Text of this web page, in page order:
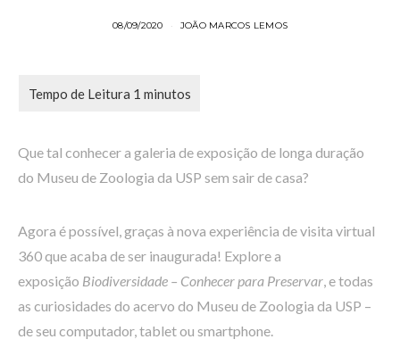
08/09/2020 JOÃO MARCOS LEMOS
Que tal conhecer a galeria de exposição de longa duração
do Museu de Zoologia da USP sem sair de casa?
Agora é possível, graças à nova experiência de visita virtual
360 que acaba de ser inaugurada! Explore a
exposição Biodiversidade – Conhecer para Preservar, e todas
as curiosidades do acervo do Museu de Zoologia da USP –
de seu computador, tablet ou smartphone.